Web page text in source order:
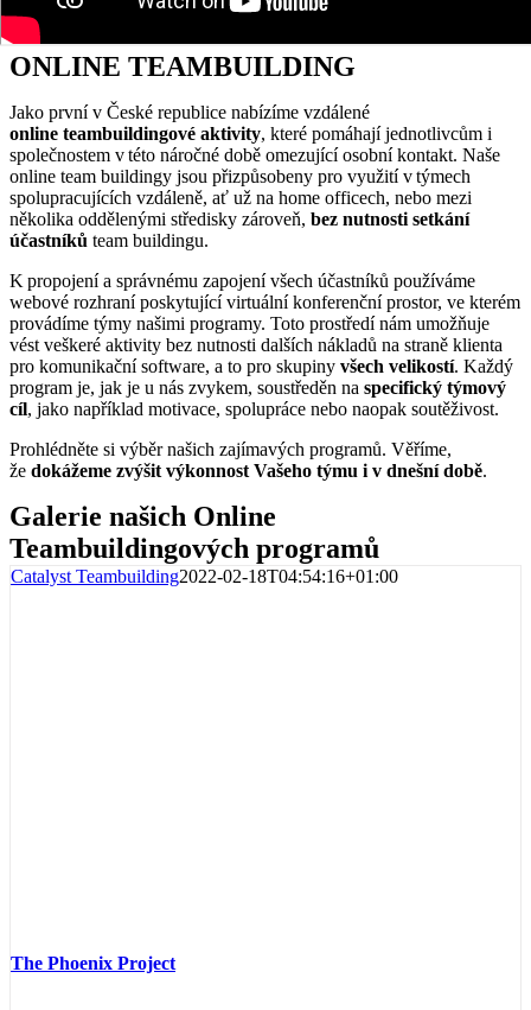
ONLINE TEAMBUILDING
Jako první v České republice nabízíme vzdálené
online teambuildingové aktivity, které pomáhajíjednotlivcům i
společnostem v této náročné době omezující osobní kontakt. Naše
online team buildingy jsou přizpůsobeny pro využití v týmech
spolupracujících vzdáleně, ať už na home officech, nebo mezi
několika oddělenými středisky zároveň, bez nutnosti setkání
účastníků team buildingu.
K propojení a správnému zapojení všech účastníků používáme
webové rozhraní poskytující virtuální konferenční prostor, ve kterém
provádíme týmy našimi programy. Toto prostředí nám umožňuje
vést veškeré aktivity bez nutnosti dalších nákladů na straně klienta
pro komunikační software, a to pro skupiny všech velikostí. Každý
program je, jak je u nás zvykem, soustředěn na specifický týmový
cíl, jako například motivace, spolupráce nebo naopak soutěživost.
Prohlédněte si výběr našich zajímavých programů. Věříme,
že dokážeme zvýšit výkonnost Vašeho týmu i v dnešní době.
Galerie našich Online
Teambuildingových programů
Catalyst Teambuilding2022-02-18T04:54:16+01:00
The Phoenix Project